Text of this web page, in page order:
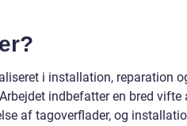
i installation, reparation
indbefatter en bred vifte
af tagoverflader, og